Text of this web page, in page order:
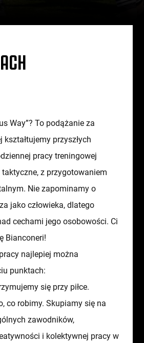
Way”? To podążanie za
przyszłych
pracy treningowej
z przygotowaniem
Nie zapominamy o
jako człowieka, dlatego
cechami jego osobowości. Ci
Bianconeri!
najlepiej można
punktach:
się przy piłce.
co robimy. Skupiamy się na
zawodników,
i kolektywnej pracy w